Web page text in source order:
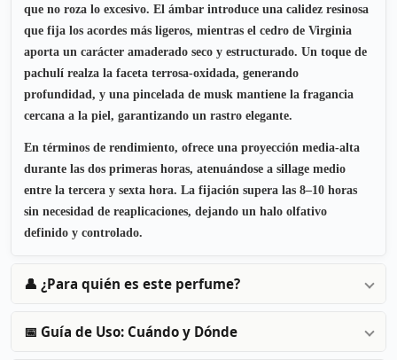
que no roza lo excesivo. El ámbar introduce una calidez resinosa
que fija los acordes más ligeros, mientras el cedro de Virginia
aporta un carácter amaderado seco y estructurado. Un toque de
pachulí realza la faceta terrosa-oxidada, generando
profundidad, y una pincelada de musk mantiene la fragancia
cercana a la piel, garantizando un rastro elegante.
En términos de rendimiento, ofrece una proyección media-alta
durante las dos primeras horas, atenuándose a sillage medio
entre la tercera y sexta hora. La fijación supera las 8–10 horas
sin necesidad de reaplicaciones, dejando un halo olfativo
definido y controlado.
👤 ¿Para quién es este perfume?
📅 Guía de Uso: Cuándo y Dónde